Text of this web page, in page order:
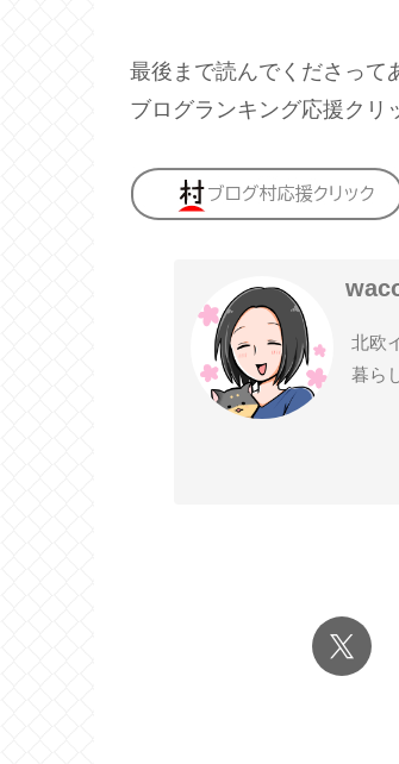
最後まで読んでくださって
ブログランキング応援クリ
北欧
暮ら